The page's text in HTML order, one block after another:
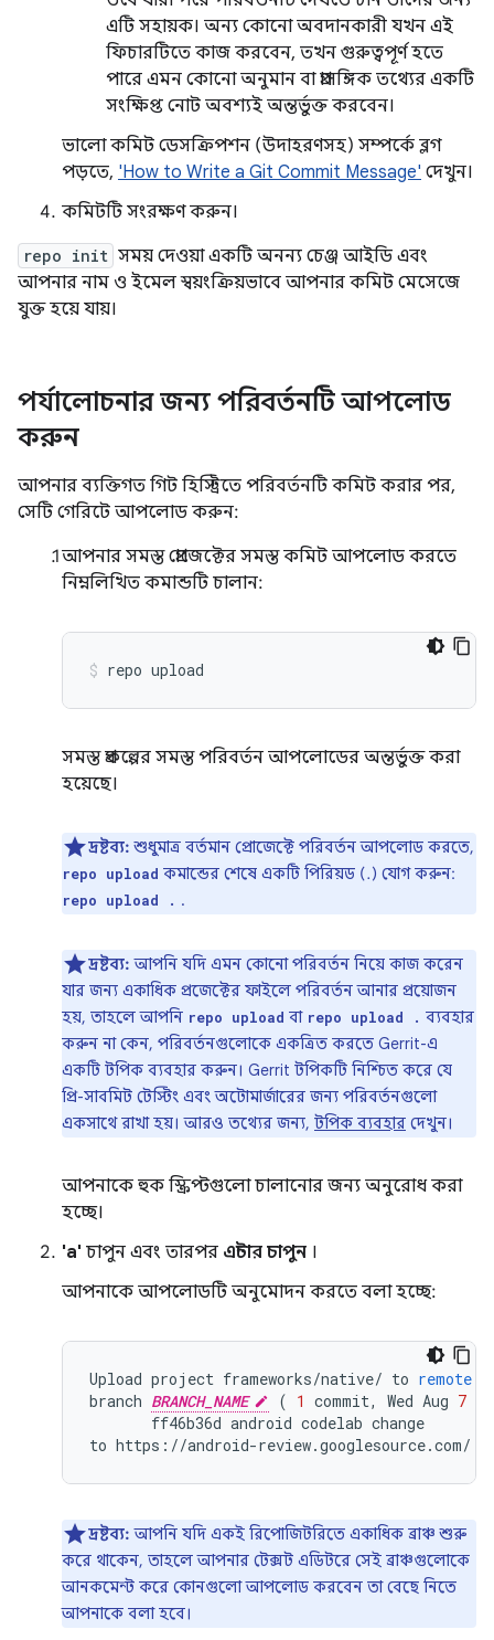
এটি সহায়ক। অন্য কোনো অবদানকারী যখন এই
ফিচারটিতে কাজ করবেন, তখন গুরুত্বপূর্ণ হতে
পারে এমন কোনো অনুমান বা প্রাসঙ্গিক তথ্যের একটি
সংক্ষিপ্ত নোট অবশ্যই অন্তর্ভুক্ত করবেন।
ভালো কমিট ডেসক্রিপশন (উদাহরণসহ) সম্পর্কে ব্লগ
পড়তে, 'How to Write a Git Commit Message' দেখুন।
কমিটটি সংরক্ষণ করুন।
repo init সময় দেওয়া একটি অনন্য চেঞ্জ আইডি এবং
আপনার নাম ও ইমেল স্বয়ংক্রিয়ভাবে আপনার কমিট মেসেজে
যুক্ত হয়ে যায়।
পর্যালোচনার জন্য পরিবর্তনটি আপলোড
করুন
আপনার ব্যক্তিগত গিট হিস্ট্রিতে পরিবর্তনটি কমিট করার পর,
সেটি গেরিটে আপলোড করুন:
আপনার সমস্ত প্রোজেক্টের সমস্ত কমিট আপলোড করতে
নিম্নলিখিত কমান্ডটি চালান:
repo upload
সমস্ত প্রকল্পের সমস্ত পরিবর্তন আপলোডের অন্তর্ভুক্ত করা
হয়েছে।
দ্রষ্টব্য: শুধুমাত্র বর্তমান প্রোজেক্টে পরিবর্তন আপলোড করতে,
repo upload কমান্ডের শেষে একটি পিরিয়ড (.) যোগ করুন:
repo upload . .
দ্রষ্টব্য: আপনি যদি এমন কোনো পরিবর্তন নিয়ে কাজ করেন
যার জন্য একাধিক প্রজেক্টের ফাইলে পরিবর্তন আনার প্রয়োজন
হয়, তাহলে আপনি repo upload বা repo upload . ব্যবহার
করুন না কেন, পরিবর্তনগুলোকে একত্রিত করতে Gerrit-এ
একটি টপিক ব্যবহার করুন। Gerrit টপিকটি নিশ্চিত করে যে
প্রি-সাবমিট টেস্টিং এবং অটোমার্জারের জন্য পরিবর্তনগুলো
একসাথে রাখা হয়। আরও তথ্যের জন্য, টপিক ব্যবহার দেখুন।
আপনাকে হুক স্ক্রিপ্টগুলো চালানোর জন্য অনুরোধ করা
হচ্ছে।
'a' চাপুন এবং তারপর এন্টার চাপুন ।
আপনাকে আপলোডটি অনুমোদন করতে বলা হচ্ছে:
Upload project frameworks/native/ to remote
branch BRANCH_NAME ( 1 commit, Wed Aug 7
ff46b36d android codelab change
to https : //android-review.googlesource.com/
দ্রষ্টব্য: আপনি যদি একই রিপোজিটরিতে একাধিক ব্রাঞ্চ শুরু
করে থাকেন, তাহলে আপনার টেক্সট এডিটরে সেই ব্রাঞ্চগুলোকে
আনকমেন্ট করে কোনগুলো আপলোড করবেন তা বেছে নিতে
আপনাকে বলা হবে।